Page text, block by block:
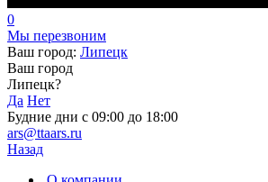
0
Мы перезвоним
Ваш город: Липецк
Ваш город
Липецк?
Да Нет
Будние дни с 09:00 до 18:00
ars@ttaars.ru
Назад